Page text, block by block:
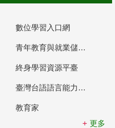
數位學習入口網
青年教育與就業儲蓄帳戶
終身學習資源平臺
臺灣台語語言能力認證網站
教育家
更多